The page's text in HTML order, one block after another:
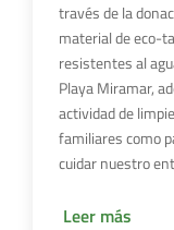
través de la
material de eco-
resistentes al
Playa Miramar,
actividad de
familiares como
cuidar nuestro
Leer más